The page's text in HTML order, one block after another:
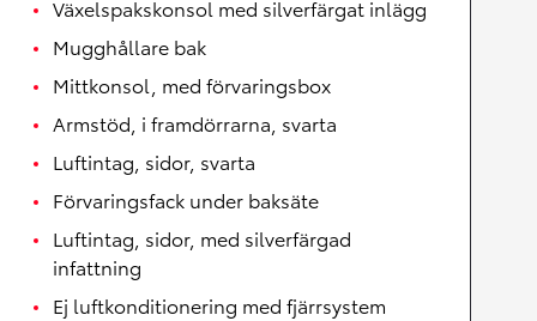
Växelspakskonsol med silverfärgat inlägg
Mugghållare bak
Mittkonsol, med förvaringsbox
Armstöd, i framdörrarna, svarta
Luftintag, sidor, svarta
Förvaringsfack under baksäte
Luftintag, sidor, med silverfärgad
infattning
Ej luftkonditionering med fjärrsystem